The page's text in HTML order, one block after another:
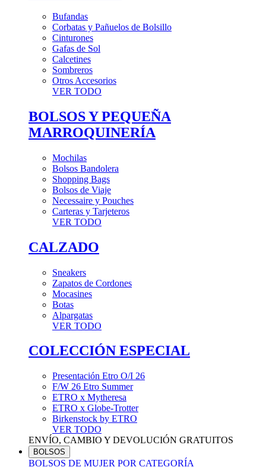
Bufandas
Corbatas y Pañuelos de Bolsillo
Cinturones
Gafas de Sol
Calcetines
Sombreros
Otros Accesorios
VER TODO
BOLSOS Y PEQUEÑA
MARROQUINERÍA
Mochilas
Bolsos Bandolera
Shopping Bags
Bolsos de Viaje
Necessaire y Pouches
Carteras y Tarjeteros
VER TODO
CALZADO
Sneakers
Zapatos de Cordones
Mocasines
Botas
Alpargatas
VER TODO
COLECCIÓN ESPECIAL
Presentación Etro O/I 26
F/W 26 Etro Summer
ETRO x Mytheresa
ETRO x Globe-Trotter
Birkenstock by ETRO
VER TODO
ENVÍO, CAMBIO Y DEVOLUCIÓN GRATUITOS
BOLSOS
BOLSOS DE MUJER POR CATEGORÍA